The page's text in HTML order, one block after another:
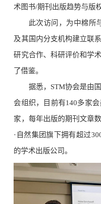
术图书/期刊出版趋势与版
此次访问，为中棉所
及其国内分支机构建立联
研究合作、科研评价和学
了借鉴。
据悉，STM协会是由
会组织，目前有140多家
家，每年出版的期刊文章
·自然集团旗下拥有超过
的学术出版公司。